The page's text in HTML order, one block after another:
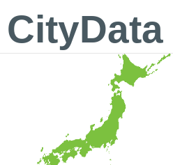
CityData